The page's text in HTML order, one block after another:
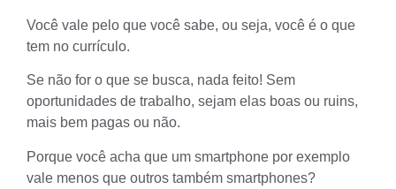
Você vale pelo que você sabe, ou seja, você é o que
tem no currículo.
Se não for o que se busca, nada feito! Sem
oportunidades de trabalho, sejam elas boas ou ruins,
mais bem pagas ou não.
Porque você acha que um smartphone por exemplo
vale menos que outros também smartphones?